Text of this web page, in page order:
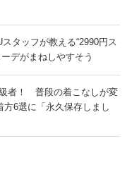
タッフが教える“2990円ス
デがまねしやすそう
者！ 普段の着こなしが変
方6選に「永久保存しまし